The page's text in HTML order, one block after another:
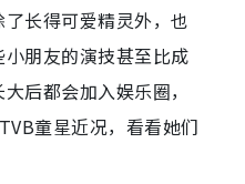
长得可爱精灵外，也
朋友的演技甚至比成
后都会加入娱乐圈，
童星近况，看看她们